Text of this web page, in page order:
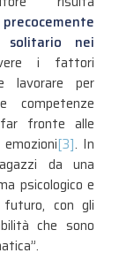
solitario nei
i fattori
lavorare per
fronte alle
[3]. In
da una
psicologico e
con gli
che sono